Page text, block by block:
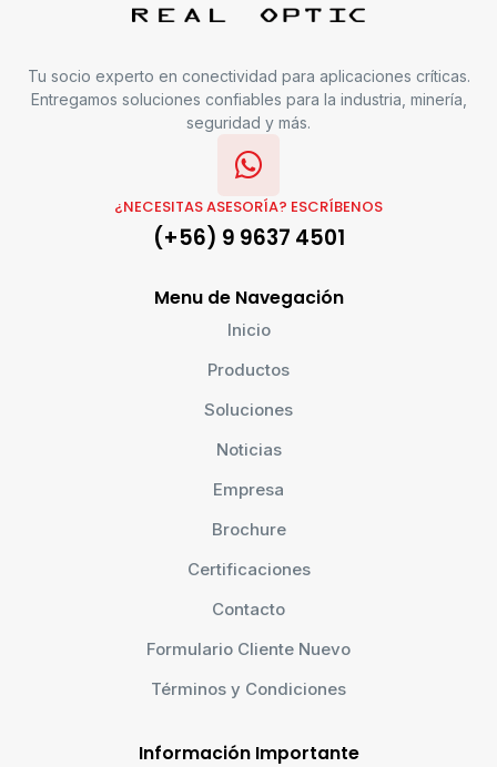
Tu socio experto en conectividad para aplicaciones críticas.
Entregamos soluciones confiables para la industria, minería,
seguridad y más.
¿NECESITAS ASESORÍA? ESCRÍBENOS
(+56) 9 9637 4501
Menu de Navegación
Inicio
Productos
Soluciones
Noticias
Empresa
Brochure
Certificaciones
Contacto
Formulario Cliente Nuevo
Términos y Condiciones
Información Importante